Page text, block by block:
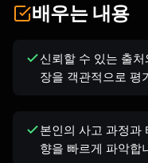
배우는 내용
신뢰할 수 있는 출
장을 객관적으로 평
본인의 사고 과정과
향을 빠르게 파악합
Kai
코스 찾기 · 도와드릴